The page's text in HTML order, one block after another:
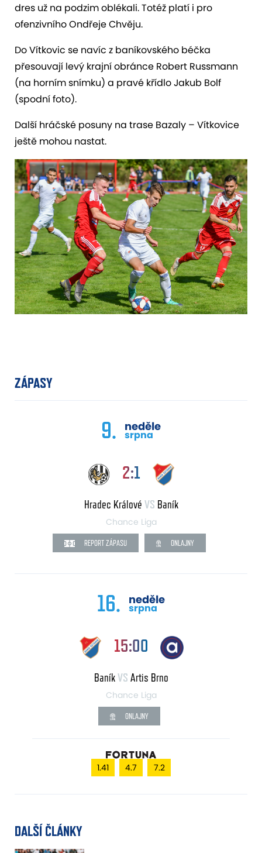
dres už na podzim oblékali. Totéž platí i pro
ofenzivního Ondřeje Chvěju.
Do Vítkovic se navíc z baníkovského béčka
přesouvají levý krajní obránce Robert Russmann
(na horním snímku) a pravé křídlo Jakub Bolf
(spodní foto).
Další hráčské posuny na trase Bazaly – Vítkovice
ještě mohou nastat.
ZÁPASY
9. neděle
srpna
2:1
Hradec Králové VS Baník
Chance Liga
REPORT ZÁPASU ONLAJNY
16. neděle
srpna
15:00
BaníkVS Artis Brno
Chance Liga
ONLAJNY
1.41 4.7 7.2
DALŠÍ ČLÁNKY